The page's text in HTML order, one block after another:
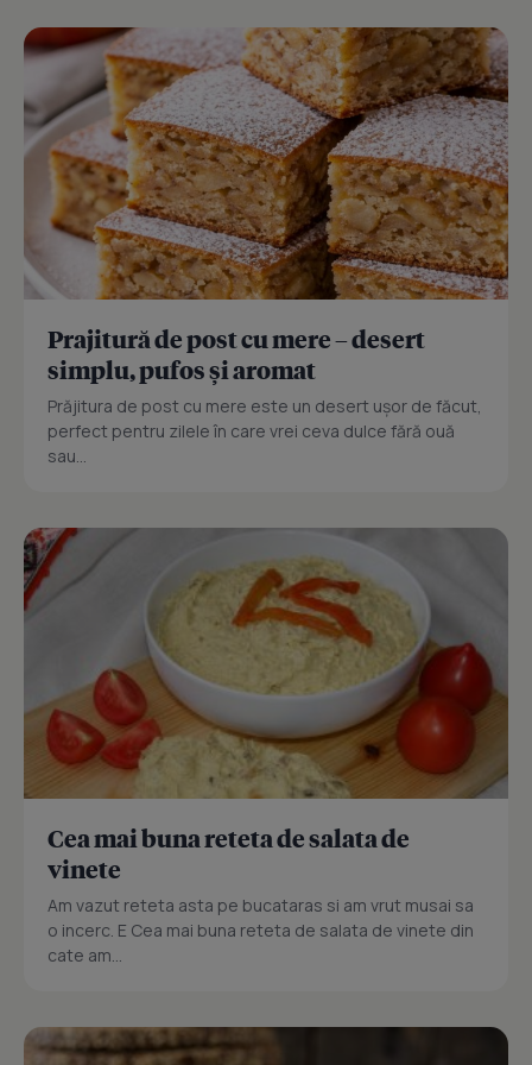
Prajitură de post cu mere – desert
simplu, pufos și aromat
Prăjitura de post cu mere este un desert ușor de făcut,
perfect pentru zilele în care vrei ceva dulce fără ouă
sau...
Cea mai buna reteta de salata de
vinete
Am vazut reteta asta pe bucataras si am vrut musai sa
o incerc. E Cea mai buna reteta de salata de vinete din
cate am...